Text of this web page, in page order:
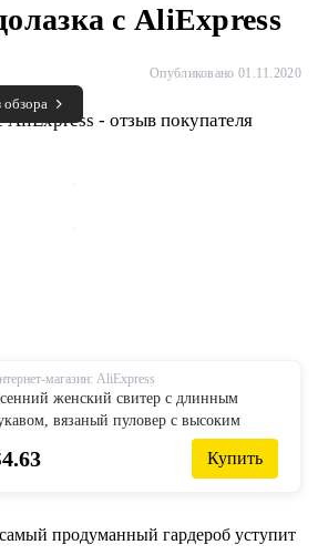
с AliExpress
Опубликовано 01.11.2020
обзора
магазин: AliExpress
женский свитер с длинным
вязаный пуловер с высоким
однотонный тонкий
4.63 Купить
продуманный гардероб уступит